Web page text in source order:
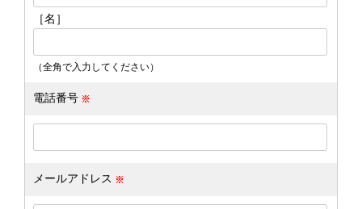
［名］
（全角で入力してください）
電話番号
メールアドレス